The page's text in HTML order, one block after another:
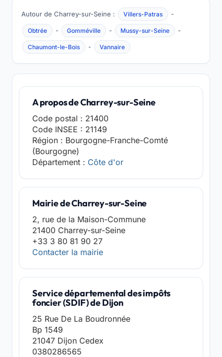
Autour de Charrey-sur-Seine : Villers-Patras -
Obtrée - Gomméville - Mussy-sur-Seine -
Chaumont-le-Bois - Vannaire
A propos de Charrey-sur-Seine
Code postal : 21400
Code INSEE : 21149
Région : Bourgogne-Franche-Comté
(Bourgogne)
Département : Côte d'or
Mairie de Charrey-sur-Seine
2, rue de la Maison-Commune
21400 Charrey-sur-Seine
+33 3 80 81 90 27
Contacter la mairie
Service départemental des impôts
foncier (SDIF) de Dijon
25 Rue De La Boudronnée
Bp 1549
21047 Dijon Cedex
0380286565